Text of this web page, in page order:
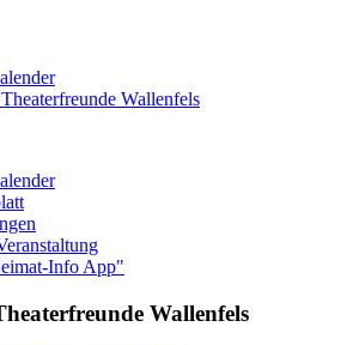
Wallenfels
Info App"
Wallenfels